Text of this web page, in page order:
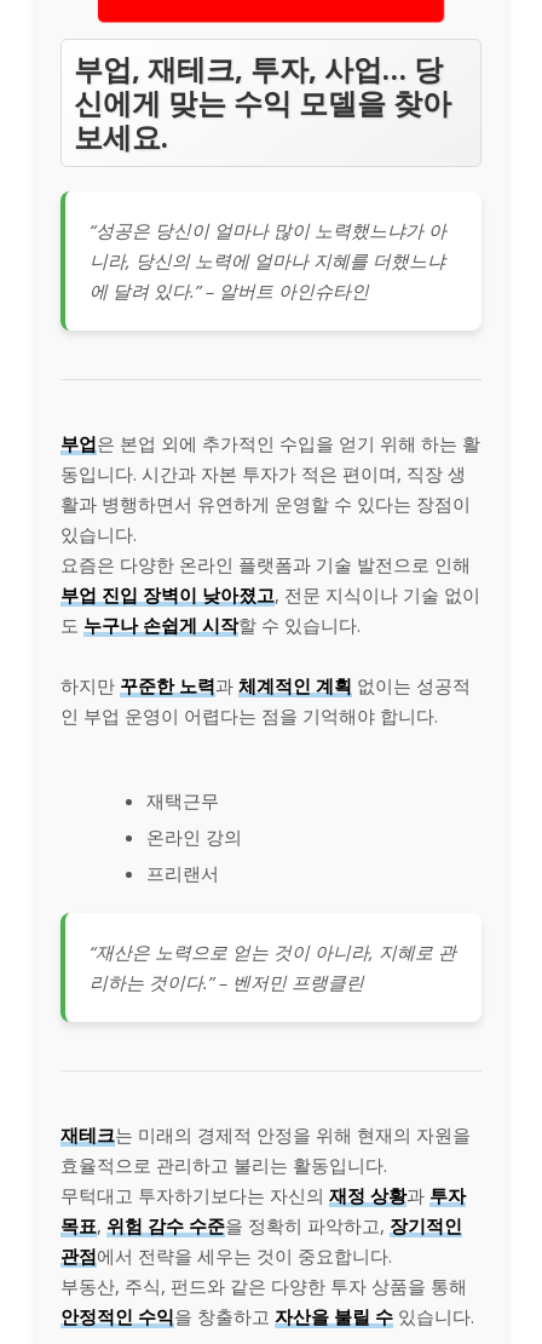
부업, 재테크, 투자, 사업… 당
신에게 맞는 수익 모델을 찾아
보세요.
“성공은 당신이 얼마나 많이 노력했느냐가 아
니라, 당신의 노력에 얼마나 지혜를 더했느냐
에 달려 있다.” – 알버트 아인슈타인
부업은 본업 외에 추가적인 수입을 얻기 위해 하는 활
동입니다. 시간과 자본 투자가 적은 편이며, 직장 생
활과 병행하면서 유연하게 운영할 수 있다는 장점이
있습니다.
요즘은 다양한 온라인 플랫폼과 기술 발전으로 인해
부업 진입 장벽이 낮아졌고, 전문 지식이나 기술 없이
도 누구나 손쉽게 시작할 수 있습니다.
하지만 꾸준한 노력과 체계적인 계획 없이는 성공적
인 부업 운영이 어렵다는 점을 기억해야 합니다.
재택근무
온라인 강의
프리랜서
“재산은 노력으로 얻는 것이 아니라, 지혜로 관
리하는 것이다.” – 벤저민 프랭클린
재테크는 미래의 경제적 안정을 위해 현재의 자원을
효율적으로 관리하고 불리는 활동입니다.
무턱대고 투자하기보다는 자신의 재정 상황과 투자
목표, 위험 감수 수준을 정확히 파악하고, 장기적인
관점에서 전략을 세우는 것이 중요합니다.
부동산, 주식, 펀드와 같은 다양한 투자 상품을 통해
안정적인 수익을 창출하고 자산을 불릴 수 있습니다.